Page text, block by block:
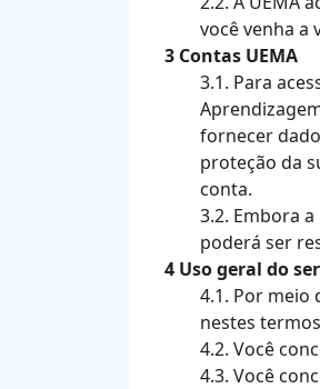
você venha
3 Contas UEMA
3.1. Para
fornecer
proteção da
conta.
3.2. Embora
poderá ser
4 Uso geral do
4.1. Por meio
nestes
4.2. Você
4.3. Você